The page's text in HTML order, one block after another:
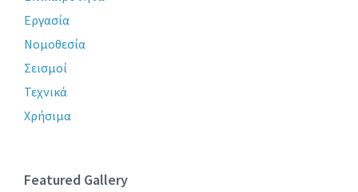
Εργασία
Νομοθεσία
Σεισμοί
Τεχνικά
Χρήσιμα
Featured Gallery